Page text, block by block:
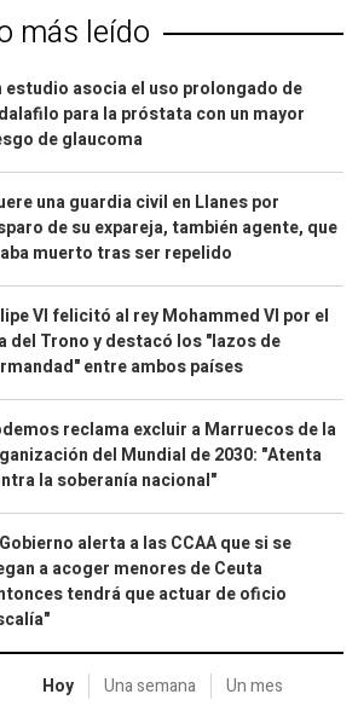
más leído
estudio asocia el uso prolongado de
para la próstata con un mayor
de glaucoma
una guardia civil en Llanes por
de su expareja, también agente, que
muerto tras ser repelido
VI felicitó al rey Mohammed VI por el
del Trono y destacó los "lazos de
entre ambos países
reclama excluir a Marruecos de la
del Mundial de 2030: "Atenta
la soberanía nacional"
alerta a las CCAA que si se
a acoger menores de Ceuta
tendrá que actuar de oficio
Hoy Una semana Un mes